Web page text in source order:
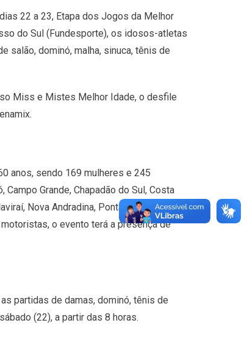
22 a 23, Etapa dos Jogos da Melhor
do Sul (Fundesporte), os idosos-atletas
salão, dominó, malha, sinuca, tênis de
Miss e Mistes Melhor Idade, o desfile
anos, sendo 169 mulheres e 245
Grande, Chapadão do Sul, Costa
Nova Andradina, Ponta Porã, Santa
o evento terá a presença de
partidas de damas, dominó, tênis de
(22), a partir das 8 horas.